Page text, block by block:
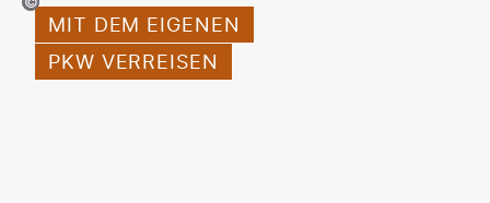
MIT DEM EIGENEN
PKW VERREISEN